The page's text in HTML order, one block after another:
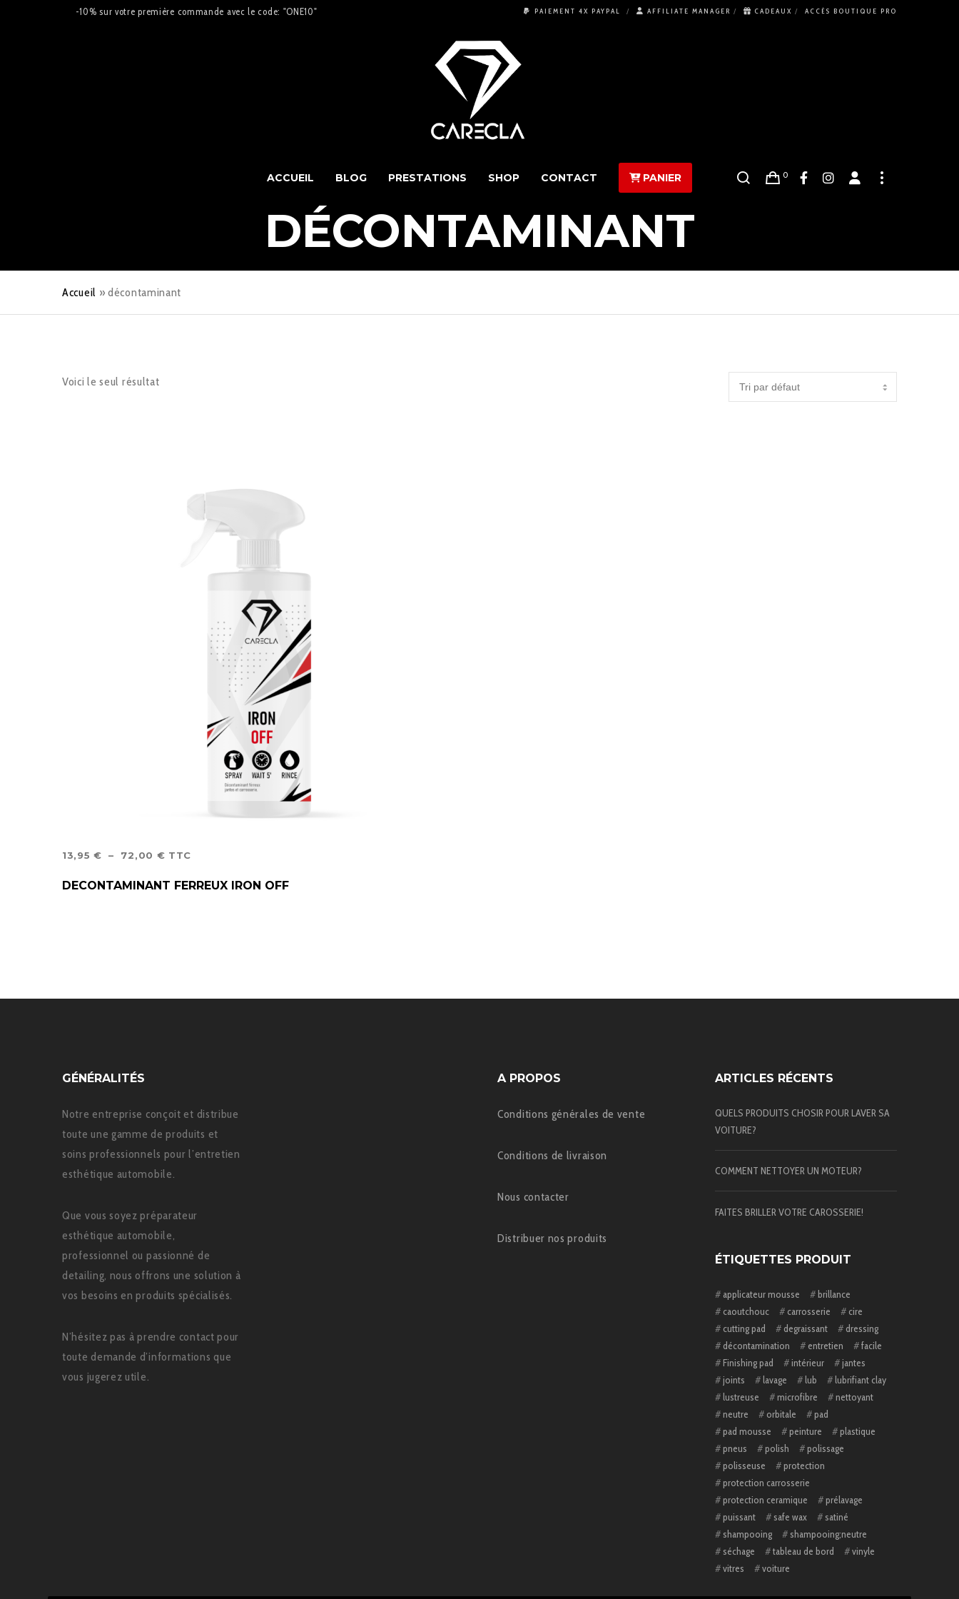
-10% sur votre première commande avec le code: "ONE10" PAIEMENT 4X PAYPAL AFFILIATE MANAGER CADEAUX ACCÈS BOUTIQUE PRO
0
ACCUEIL BLOG PRESTATIONS SHOP CONTACT PANIER
DÉCONTAMINANT
Accueil »décontaminant
Voici le seul résultat
13,95€ – 72,00 €PLAGE
TTC
DECONTAMINANT FERREUX IRON OFF
GÉNÉRALITÉS
Notre entreprise conçoit et distribue
toute une gamme de produits et
soins professionnels pour l’entretien
esthétique automobile.
Que vous soyez préparateur
esthétique automobile,
professionnel ou passionné de
detailing, nous offrons une solution à
vos besoins en produits spécialisés.
N’hésitez pas à prendre contact pour
toute demande d’informations que
vous jugerez utile.
A PROPOS
Conditions générales de vente
Conditions de livraison
Nous contacter
Distribuer nos produits
ARTICLES RÉCENTS
QUELS PRODUITS CHOSIR POUR LAVER SA
VOITURE?
COMMENT NETTOYER UN MOTEUR?
FAITES BRILLER VOTRE CAROSSERIE!
ÉTIQUETTES PRODUIT
applicateur mousse
brillance
caoutchouc
carrosserie
cire
cutting pad
degraissant
dressing
décontamination
entretien
facile
Finishing pad
intérieur
jantes
joints
lavage lub
lubrifiant clay
lustreuse
microfibre
nettoyant
neutre
orbitale
pad
pad mousse
peinture
plastique
pneus
polish
polissage
polisseuse
protection
protection carrosserie
protection ceramique
prélavage
puissant
safe wax
satiné
shampooing
shampooing;neutre
séchage
tableau de bord
vinyle
vitres
voiture